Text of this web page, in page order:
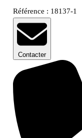
Référence : 18137-1
Contacter